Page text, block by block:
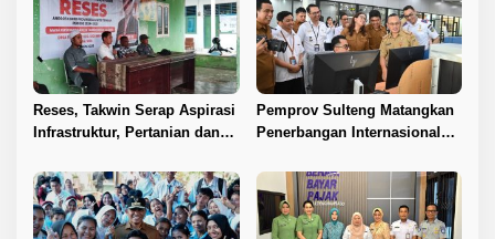
Reses, Takwin Serap Aspirasi
Infrastruktur, Pertanian dan
Pemprov Sulteng Matangkan
Penerbangan Internasional